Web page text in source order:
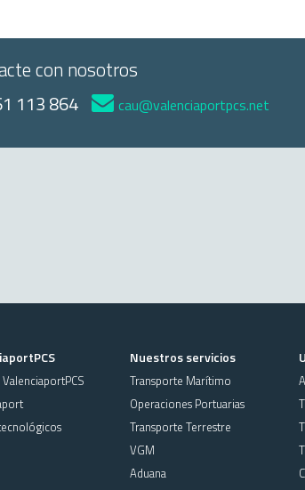
con nosotros
113 864 cau@valenciaportpcs.net
Nuestros servicios
Transporte Marítimo
Operaciones Portuarias
Transporte Terrestre
VGM
Aduana